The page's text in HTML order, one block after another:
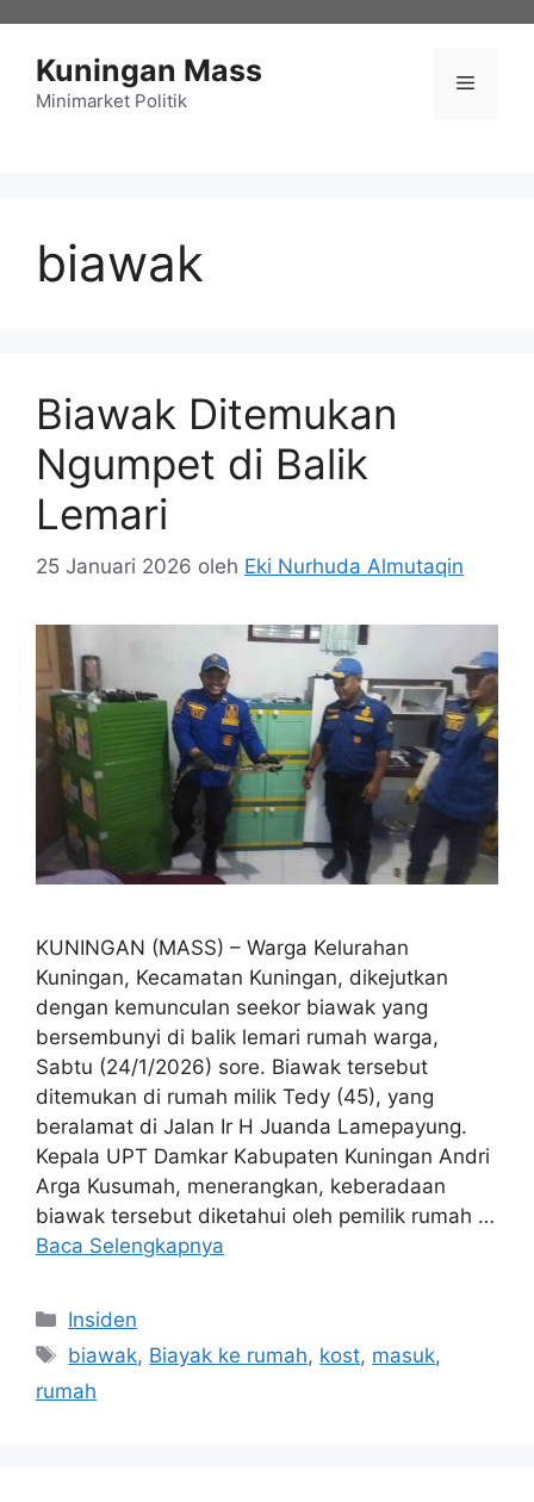
Kuningan Mass
Minimarket Politik
Menu
biawak
Biawak Ditemukan
Ngumpet di Balik
Lemari
25 Januari 2026 oleh Eki Nurhuda Almutaqin
KUNINGAN (MASS) – Warga Kelurahan
Kuningan, Kecamatan Kuningan, dikejutkan
dengan kemunculan seekor biawak yang
bersembunyi di balik lemari rumah warga,
Sabtu (24/1/2026) sore. Biawak tersebut
ditemukan di rumah milik Tedy (45), yang
beralamat di Jalan Ir H Juanda Lamepayung.
Kepala UPT Damkar Kabupaten Kuningan Andri
Arga Kusumah, menerangkan, keberadaan
biawak tersebut diketahui oleh pemilik rumah …
Baca Selengkapnya
Kategori
Insiden
Tag
biawak, Biayak ke rumah, kost, masuk,
rumah